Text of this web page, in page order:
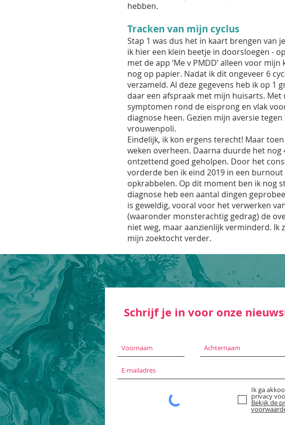
hebben.
Tracken van mijn cyclus
Stap 1 was dus het in kaart brengen van
ik hier een klein beetje in doorsloegen -
met de app ‘Me v PMDD’ alleen voor
nog op papier. Nadat ik dit ongeveer 6
verzameld. Al deze gegevens heb ik op
daar een afspraak met mijn huisarts.
symptomen rond de eisprong en vlak
diagnose heen. Gezien mijn aversie
vrouwenpoli.
Eindelijk, ik kon ergens terecht! Maar
weken overheen. Daarna duurde het
ontzettend goed geholpen. Door het
vorderde ben ik eind 2019 in een
opkrabbelen. Op dit moment ben ik nog
diagnose heb een aantal dingen
is geweldig, vooral voor het verwerken
(waaronder monsterachtig gedrag) de
niet weg, maar aanzienlijk verminderd.
mijn zoektocht verder.
Schrijf je in voor onze
Ik ga
privacy
Bekijk de